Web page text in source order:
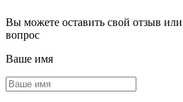
Вы можете оставить свой отзыв
вопрос
Ваше имя